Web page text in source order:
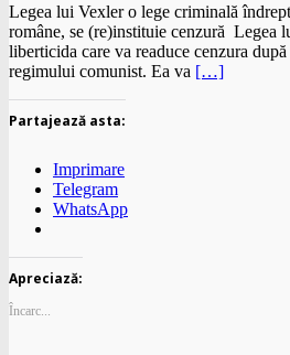
Legea lui Vexler o lege criminală
române, se (re)instituie cenzură Legea
liberticida care va readuce cenzura
regimului comunist. Ea va […]
Partajează asta:
Imprimare
Telegram
WhatsApp
Apreciază:
Încarc...